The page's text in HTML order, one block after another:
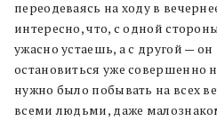
переодеваясь на ходу в
интересно, что, с одной
ужасно устаешь, а с другой — он
остановиться уже совершенно
нужно было побывать на всех
всеми людьми, даже